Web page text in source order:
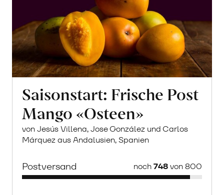
Saisonstart: Frische Post
Mango «Osteen»
von Jesús Villena, Jose González und Carlos
Márquez aus Andalusien, Spanien
Postversand noch748von 800